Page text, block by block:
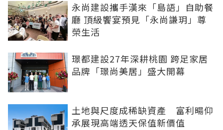
永尚建設攜手漢來「島語」自助餐
廳 頂級饗宴預見「永尚謙玥」尊
榮生活
璟都建設27年深耕桃園 跨足家居
品牌「璟尚美居」盛大開幕
土地與尺度成稀缺資產 富利暘仰
承展現高端透天保值新價值